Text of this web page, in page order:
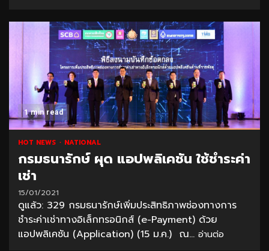
1 min read
HOT NEWS NATIONAL
กรมธนารักษ์ ผุด แอปพลิเคชัน ใช้ชำระค่า
เช่า
15/01/2021
ดูแล้ว: 329 กรมธนารักษ์เพิ่มประสิทธิภาพช่องทางการ
ชำระค่าเช่าทางอิเล็กทรอนิกส์ (e-Payment) ด้วย
แอปพลิเคชัน (Application) (15 ม.ค.) ณ... อ่านต่อ